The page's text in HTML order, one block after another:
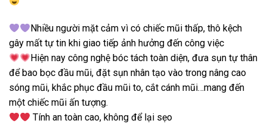
Nhiều người mặt cảm vì có chiếc mũi thấp, thô kệch
gây mất tự tin khi giao tiếp ảnh hưởng đến công việc
Hiện nay công nghệ bóc tách toàn diện, đưa sụn tự thân
để bao bọc đầu mũi, đặt sụn nhân tạo vào trong nâng cao
sóng mũi, khắc phục đầu mũi to, cắt cánh mũi…mang đến
một chiếc mũi ấn tượng.
Tính an toàn cao, không để lại sẹo